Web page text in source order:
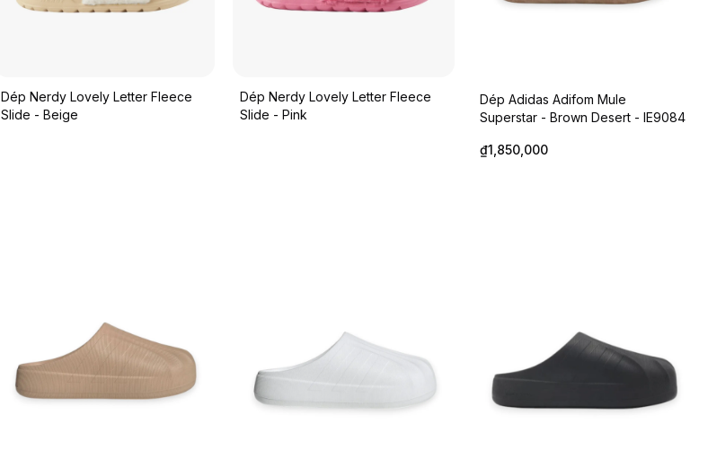
Dép Nerdy Lovely Letter Fleece
Slide - Beige
Dép Nerdy Lovely Letter Fleece
Slide - Pink
Dép Adidas Adifom Mule
Superstar - Brown Desert - IE9084
₫1,850,000